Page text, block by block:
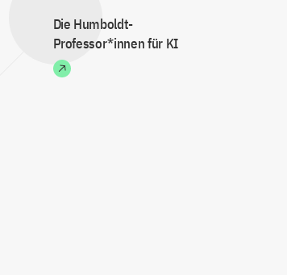
Die Humboldt-
Professor*innen für KI